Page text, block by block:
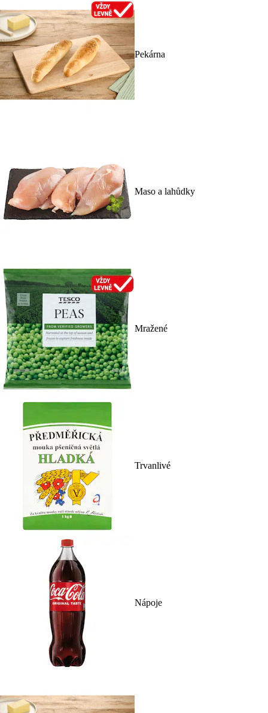
Pekárna
Maso a lahůdky
Mražené
Trvanlivé
Nápoje